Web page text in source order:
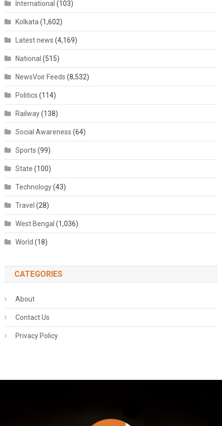
International (103)
Kolkata (1,602)
Latest news (4,169)
National (515)
NewsVoir Feeds (8,532)
Politics (114)
Railway(138)
Social Awareness (64)
Sports (99)
State (100)
Technology(43)
Travel (28)
West Bengal (1,036)
World (18)
CATEGORIES
About
Contact Us
Privacy Policy